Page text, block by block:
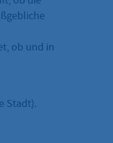
ob und in
Stadt).